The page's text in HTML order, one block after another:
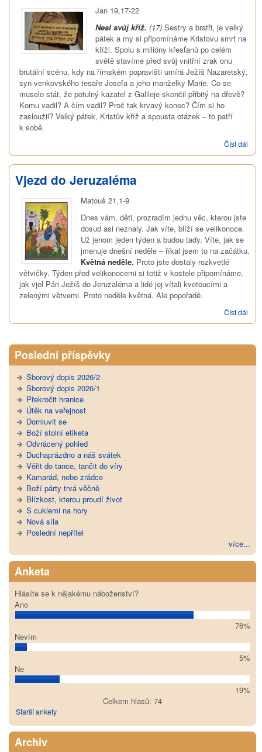
Jan 19,17-22
Nesl svůj kříž. (17) Sestry a bratři, je velký
pátek a my si připomínáme Kristovu smrt na
kříži. Spolu s milióny křesťanů po celém
světě stavíme před svůj vnitřní zrak onu
brutální scénu, kdy na římském popravišti umírá Ježíš Nazaretský,
syn venkovského tesaře Josefa a jeho manželky Marie. Co se
muselo stát, že potulný kazatel z Galileje skončil přibitý na dřevě?
Komu vadil? A čím vadil? Proč tak krvavý konec? Čím si ho
zasloužil? Velký pátek, Kristův kříž a spousta otázek – to patří
k sobě.
Číst dál
Vjezd do Jeruzaléma
Matouš 21,1-9
Dnes vám, děti, prozradím jednu věc, kterou jste
dosud asi neznaly. Jak víte, blíží se velikonoce.
Už jenom jeden týden a budou tady. Víte, jak se
jmenuje dnešní neděle – říkal jsem to na začátku.
Květná neděle. Proto jste dostaly rozkvetlé
větvičky. Týden před velikonocemi si totiž v kostele připomínáme,
jak vjel Pán Ježíš do Jeruzaléma a lidé jej vítali kvetoucími a
zelenými větvemi. Proto neděle květná. Ale popořadě.
Číst dál
Poslední příspěvky
Sborový dopis 2026/2
Sborový dopis 2026/1
Překročit hranice
Útěk na veřejnost
Domluvit se
Boží stolní etiketa
Odvrácený pohled
Duchaprázdno a náš svátek
Věřit do tance, tančit do víry
Kamarád, nebo zrádce
Boží párty trvá věčně
Blízkost, kterou proudí život
S cuklemi na hory
Nová síla
Poslední nepřítel
více...
Anketa
Hlásíte se k nějakému náboženství?
Ano
76%
Nevím
5%
Ne
19%
Celkem hlasů: 74
Starší ankety
Archiv